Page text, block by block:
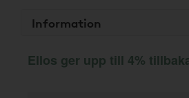
Information
Ellos ger upp till 4%